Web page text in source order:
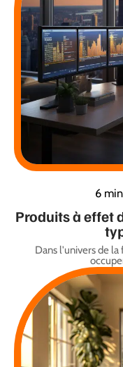
6
Produits à effet
Dans l'univers de